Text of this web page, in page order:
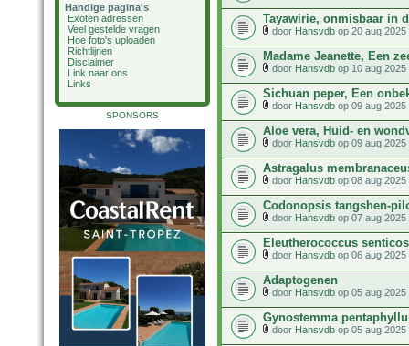
Handige pagina's
Exoten adressen
Veel gestelde vragen
Hoe foto's uploaden
Richtlijnen
Disclaimer
Link naar ons
Links
SPONSORS
Tayawirie, onmisbaar in
door Hansvdb op 20 aug 2025
Madame Jeanette, Een
door Hansvdb op 10 aug 2025
Sichuan peper, Een
door Hansvdb op 09 aug 2025
Aloe vera, Huid- en
door Hansvdb op 09 aug 2025
Astragalus
door Hansvdb op 08 aug 2025
Codonopsis tangshen-
door Hansvdb op 07 aug 2025
Eleutherococcus
door Hansvdb op 06 aug 2025
Adaptogenen
door Hansvdb op 05 aug 2025
Gynostemma
door Hansvdb op 05 aug 2025